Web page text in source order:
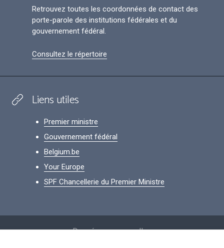
Retrouvez toutes les coordonnées de contact des
porte-parole des institutions fédérales et du
gouvernement fédéral.
Consultez le répertoire
Liens utiles
Premier ministre
Gouvernement fédéral
Belgium.be
Your Europe
SPF Chancellerie du Premier Ministre
Données personnelles